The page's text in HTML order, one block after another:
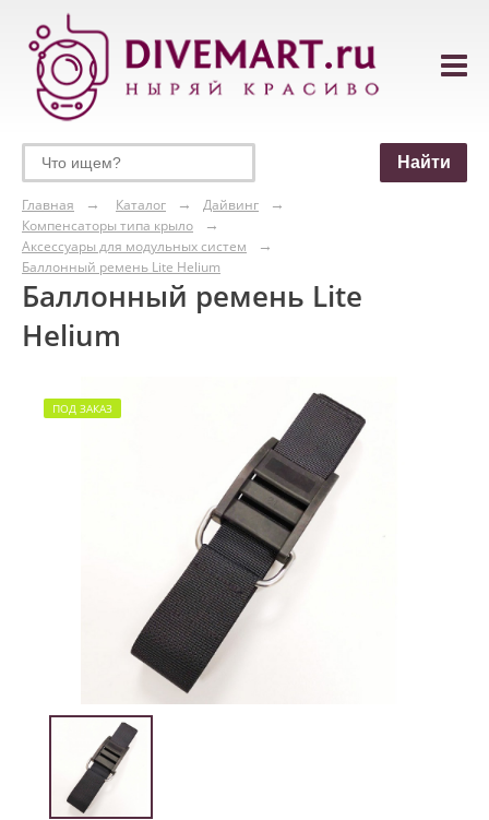
Главная Каталог
Дайвинг
Компенсаторы типа крыло
Аксессуары для модульных систем
Баллонный ремень Lite Helium
Баллонный ремень Lite
Helium
ПОД ЗАКАЗ